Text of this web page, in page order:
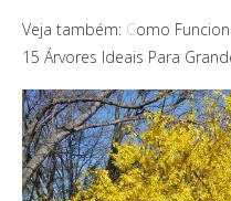
Veja também: Como
15 Árvores Ideais Para